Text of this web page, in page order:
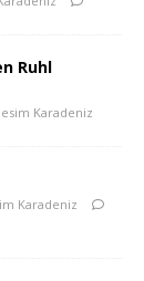
Ruhl
Karadeniz
Karadeniz